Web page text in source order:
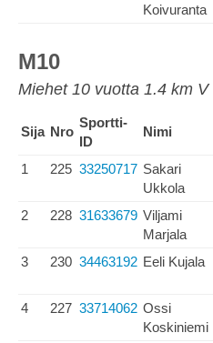
Koivuranta
M10
Miehet 10 vuotta 1.4 km V
Sija Nro
Sportti-
ID
Nimi
1 225 33250717 Sakari
Ukkola
2 228 31633679 Viljami
Marjala
3 230 34463192 Eeli Kujala
4 227 33714062 Ossi
Koskiniemi